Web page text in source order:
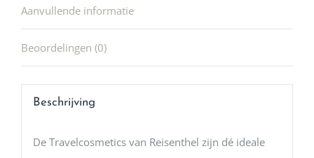
Aanvullende informatie
Beoordelingen (0)
Beschrijving
De Travelcosmetics van Reisenthel zijn dé ideale